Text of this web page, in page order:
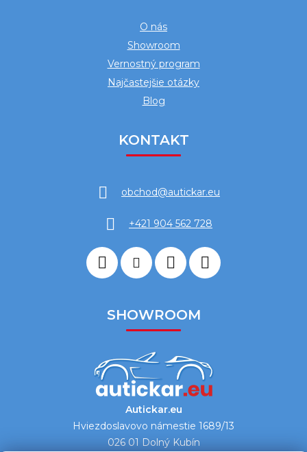
O nás
Showroom
Vernostný program
Najčastejšie otázky
Blog
KONTAKT
obchod@autickar.eu
+421 904 562 728
SHOWROOM
Autickar.eu
Hviezdoslavovo námestie 1689/13
026 01 Dolný Kubín